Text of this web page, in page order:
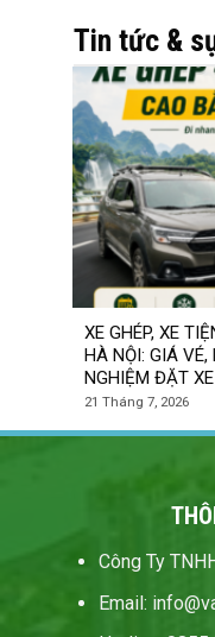
Tin tức &
XE GHÉP, XE
HÀ NỘI: GIÁ
NGHIỆM ĐẶT XE
21 Tháng 7, 2026
Công Ty
Email: